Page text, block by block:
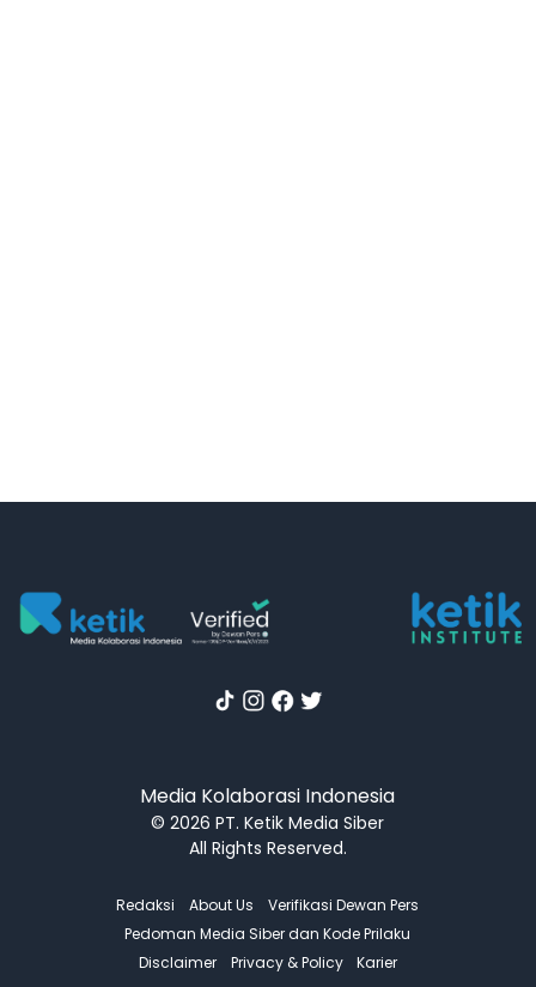
Media Kolaborasi Indonesia
© 2026 PT. Ketik Media Siber
All Rights Reserved.
Redaksi About Us
Verifikasi Dewan Pers
Pedoman Media Siber dan Kode Prilaku
Disclaimer
Privacy & Policy Karier